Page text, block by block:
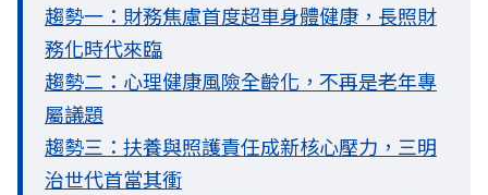
趨勢一：財務焦慮首度超車身體健康，長照財
務化時代來臨
趨勢二：心理健康風險全齡化，不再是老年專
屬議題
趨勢三：扶養與照護責任成新核心壓力，三明
治世代首當其衝